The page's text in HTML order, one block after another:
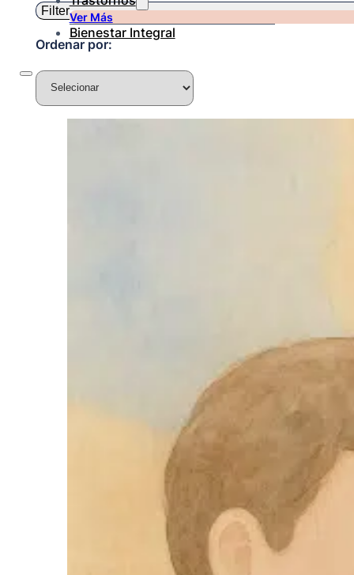
Ver Más
Bienestar Integral
Filter
Ordenar por: